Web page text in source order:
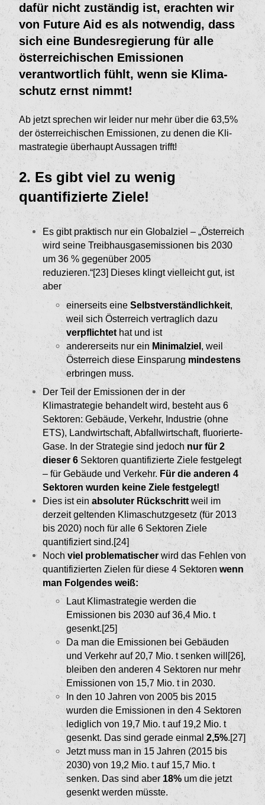
dafür nicht zuständig ist, erachten wir
von Future Aid es als notwendig, dass
sich eine Bundes­regierung für alle
österreichischen Emissio­nen
verantwortlich fühlt, wenn sie Klima­
schutz ernst nimmt!
Ab jetzt sprechen wir leider nur mehr über die 63,5%
der österreichischen Emissionen, zu denen die Kli­
mastrategie überhaupt Aussagen trifft!
2. Es gibt viel zu wenig
quantifizierte Ziele!
Es gibt praktisch nur ein Globalziel – „Österreich
wird seine Treibhausgasemissionen bis 2030
um 36 % gegenüber 2005
reduzieren.“[23] Dieses klingt vielleicht gut, ist
aber
einerseits eine Selbstverständlichkeit,
weil sich Österreich vertraglich dazu
verpflichtethat und ist
andererseits nur ein Minimalziel , weil
Öster­reich diese Einsparung mindestens
erbringen muss.
Der Teil der Emissionen der in der
Klimastrategie behandelt wird, besteht aus 6
Sektoren: Gebäude, Verkehr, Industrie (ohne
ETS), Landwirtschaft, Abfallwirtschaft, fluorierte-
Gase. In der Strategie sind jedoch nur für 2
dieser 6Sektoren quantifi­zierte Ziele festgelegt
– für Gebäude und Verkehr. Für die anderen 4
Sektoren wurden keine Ziele festgelegt!
Dies ist ein absoluter Rückschrittweil im
derzeit geltenden Klimaschutzgesetz (für 2013
bis 2020) noch für alle 6 Sektoren Ziele
quantifiziert sind.[24]
Noch viel problematischerwird das Fehlen von
quantifizierten Zielen für diese 4 Sektoren wenn
man Folgendes weiß:
Laut Klimastrategie werden die
Emissionen bis 2030 auf 36,4 Mio. t
gesenkt.[25]
Da man die Emissionen bei Gebäuden
und Ver­kehr auf 20,7 Mio. t senken will[26],
bleiben den anderen 4 Sektoren nur mehr
Emissionen von 15,7 Mio. t in 2030.
In den 10 Jahren von 2005 bis 2015
wurden die Emissionen in den 4 Sektoren
lediglich von 19,7 Mio. t auf 19,2 Mio. t
gesenkt. Das sind gerade einmal 2,5%.[27]
Jetzt muss man in 15 Jahren (2015 bis
2030) von 19,2 Mio. t auf 15,7 Mio. t
senken. Das sind aber 18%um die jetzt
gesenkt werden müsste.